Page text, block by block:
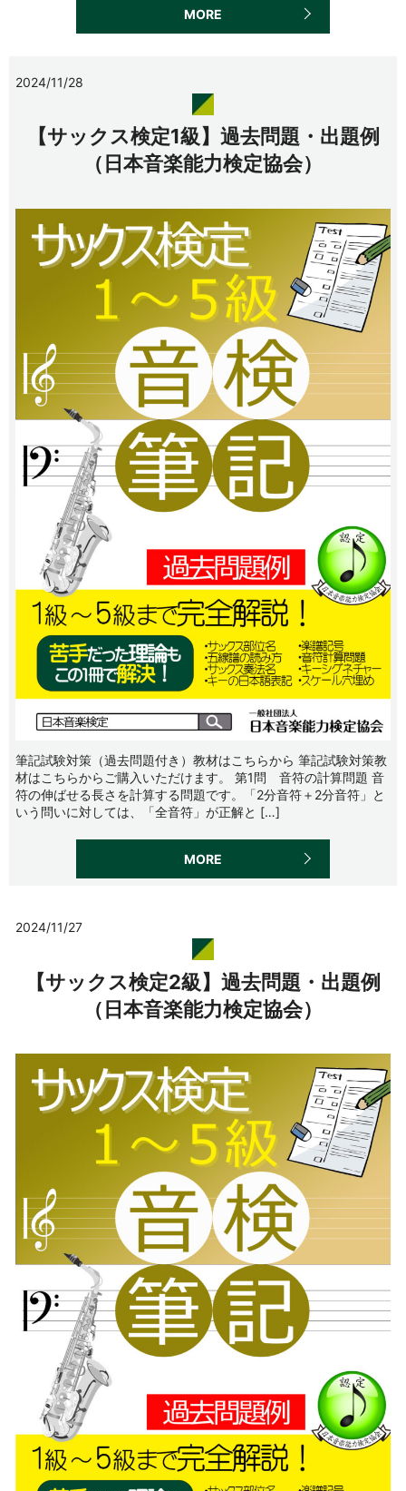
MORE
2024/11/28
【サックス検定1級】過去問題・出題例
（日本音楽能力検定協会）
筆記試験対策（過去問題付き）教材はこちらから 筆記試験対策教
材はこちらからご購入いただけます。 第1問 音符の計算問題 音
符の伸ばせる長さを計算する問題です。「2分音符＋2分音符」と
いう問いに対しては、「全音符」が正解と […]
MORE
2024/11/27
【サックス検定2級】過去問題・出題例
（日本音楽能力検定協会）